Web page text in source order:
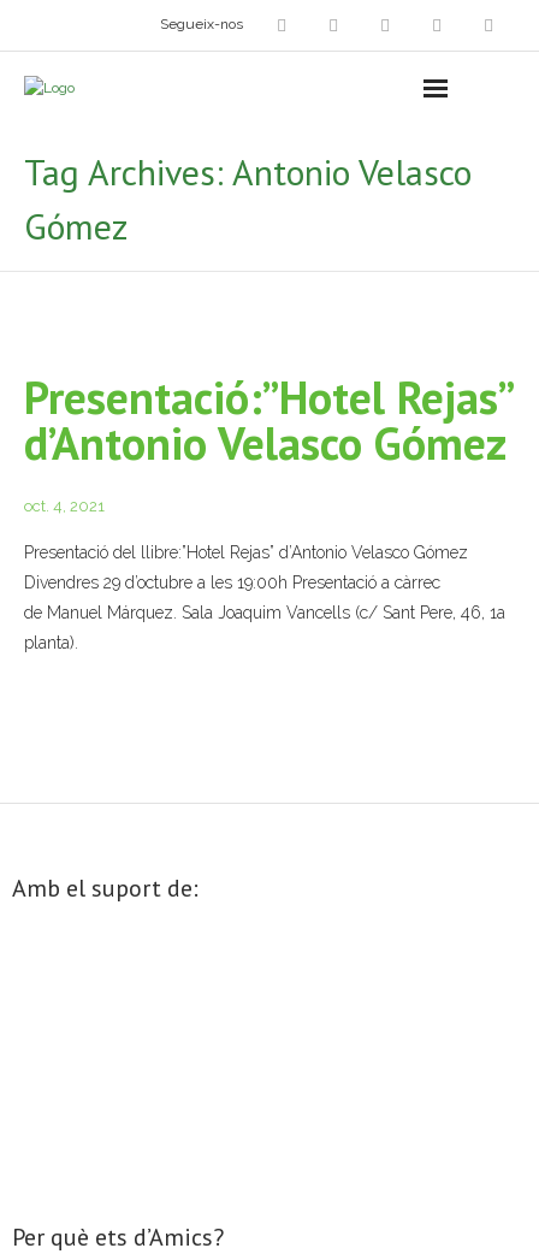
Segueix-nos
- Exposicions
- Fira del Dibuix
Grup Fotogràfic
Cine-Club
Grup de Teatre
- Muntatges presentats
- Coral Ohana
- Escola de Literatura de Terrassa
Tag Archives: Antonio Velasco
Gómez
Presentació:”Hotel Rejas”
d’Antonio Velasco Gómez
oct. 4, 2021
Presentació del llibre:”Hotel Rejas” d’Antonio Velasco Gómez
Divendres 29 d’octubre a les 19:00h Presentació a càrrec
de Manuel Márquez. Sala Joaquim Vancells (c/ Sant Pere, 46, 1a
planta).
Amb el suport de:
Per què ets d’Amics?